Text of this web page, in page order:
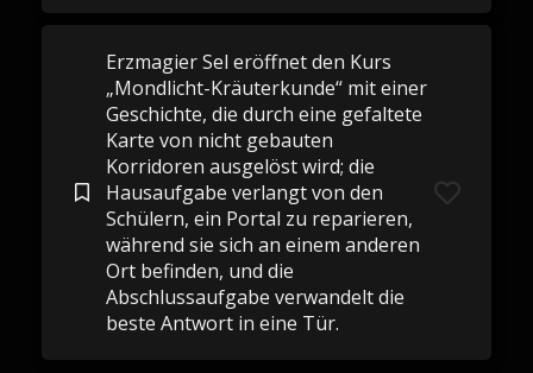
Erzmagier Sel eröffnet den Kurs
„Mondlicht-Kräuterkunde“ mit einer
Geschichte, die durch eine gefaltete
Karte von nicht gebauten
Korridoren ausgelöst wird; die
Hausaufgabe verlangt von den
Schülern, ein Portal zu reparieren,
während sie sich an einem anderen
Ort befinden, und die
Abschlussaufgabe verwandelt die
beste Antwort in eine Tür.